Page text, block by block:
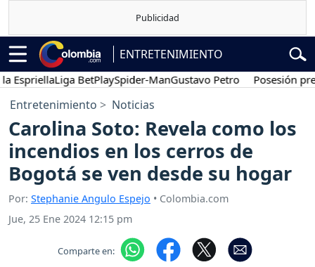
ENTRETENIMIENTO
Liga BetPlaySpider-ManGustavo Petro Posesión
Entretenimiento Noticias
Carolina Soto: Revela como los
incendios en los cerros de
Bogotá se ven desde su hogar
Por: Stephanie Angulo Espejo • Colombia.com
Jue, 25 Ene 2024 12:15 pm
Comparte en: